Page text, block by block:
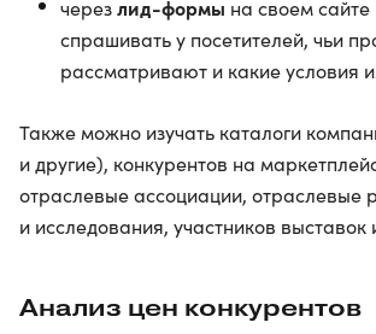
черезлид-формы на своем
спрашивать у посетителей, чьи
рассматривают и какие условия
Также можно изучать каталоги
и другие), конкурентов на
отраслевые ассоциации, отраслевые
и исследования, участников
Анализ цен конкурентов